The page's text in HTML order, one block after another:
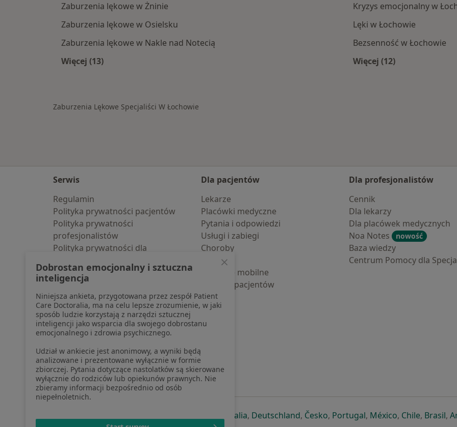
Zaburzenia lękowe w Żninie
Zaburzenia lękowe w Osielsku
Zaburzenia lękowe w Nakle nad Notecią
Więcej (13)
Kryzys emocjonalny w
Lęki w Łochowie
Bezsenność w Łochowie
Więcej (12)
Zaburzenia Lękowe Specjaliści W Łochowie
Serwis
Regulamin
Polityka prywatności pacjentów
Polityka prywatności
profesjonalistów
Polityka prywatności dla
pozyskaliśmy samodzielnie
Polityka cookies
Jak działają wyniki wyszukiwania
Dostępność
O nas
Praca Rekrutujemy!
Partnerzy
Centrum prasowe
Kontakt
Dla pacjentów
Lekarze
Placówki medyczne
Pytania i odpowiedzi
Usługi i zabiegi
Choroby
Pomoc
Aplikacje mobilne
Blog dla pacjentów
Dla profesjonalistów
Cennik
Dla lekarzy
Dla placówek medycznych
Noa Notes
nowość
Baza wiedzy
Centrum Pomocy dla
otwiera się w nowej karcie
otwiera się w nowej karcie
otwiera się w nowej karcie
Italiaotwiera się w nowej karcie
, Deutschlandotwiera się w nowej karcie
, Českootwiera się w nowej karcie
, Portugalotwiera się w nowej
, Méxicootwiera się w
, Chileotwiera
, Brasil,
Dobrostan emocjonalny i sztuczna
inteligencja
Niniejsza ankieta, przygotowana przez zespół Patient
Care Doctoralia, ma na celu lepsze zrozumienie, w jaki
sposób ludzie korzystają z narzędzi sztucznej
inteligencji jako wsparcia dla swojego dobrostanu
emocjonalnego i zdrowia psychicznego.
Udział w ankiecie jest anonimowy, a wyniki będą
analizowane i prezentowane wyłącznie w formie
zbiorczej. Pytania dotyczące nastolatków są skierowane
wyłącznie do rodziców lub opiekunów prawnych. Nie
zbieramy informacji bezpośrednio od osób
niepełnoletnich.